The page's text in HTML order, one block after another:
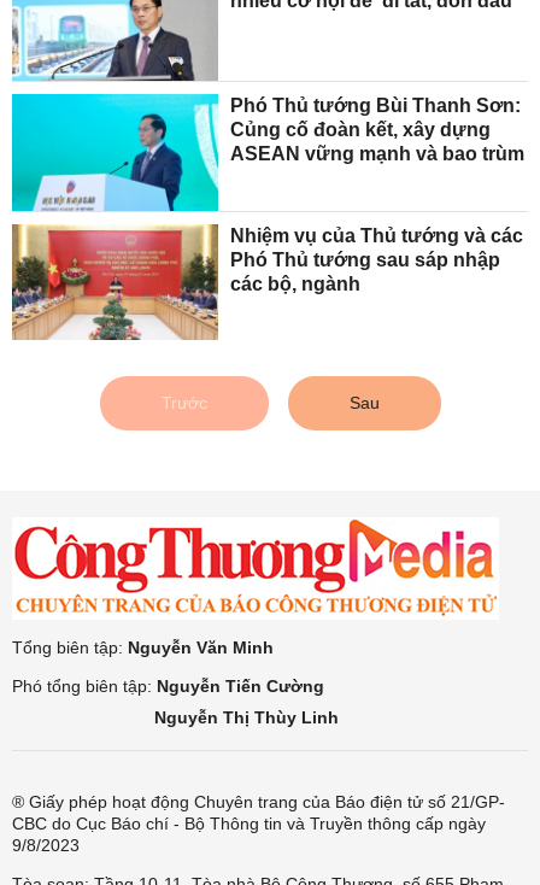
Phó Thủ tướng Bùi Thanh Sơn:
Củng cố đoàn kết, xây dựng
ASEAN vững mạnh và bao trùm
Nhiệm vụ của Thủ tướng và các
Phó Thủ tướng sau sáp nhập
các bộ, ngành
Trước Sau
Tổng biên tập: Nguyễn Văn Minh
Phó tổng biên tập: Nguyễn Tiến Cường
Nguyễn Thị Thùy Linh
® Giấy phép hoạt động Chuyên trang của Báo điện tử số 21/GP-
CBC do Cục Báo chí - Bộ Thông tin và Truyền thông cấp ngày
9/8/2023